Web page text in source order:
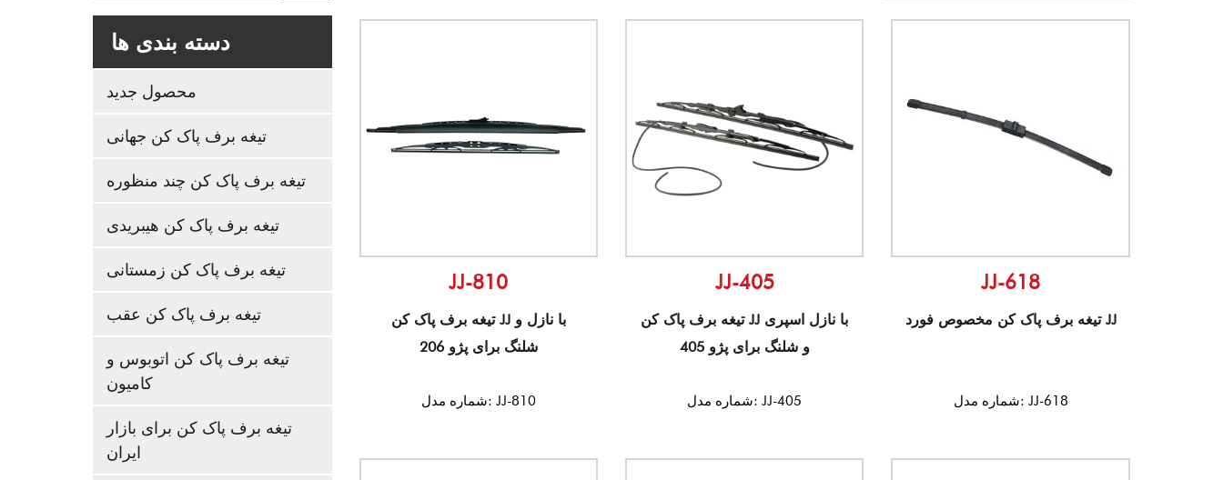
دسته بندی ها
محصول جدید
تیغه برف پاک کن جهانی
تیغه برف پاک کن چند منظوره
تیغه برف پاک کن هیبریدی
تیغه برف پاک کن زمستانی
تیغه برف پاک کن عقب
تیغه برف پاک کن اتوبوس و
کامیون
تیغه برف پاک کن برای بازار
ایران
JJ-810
تیغه برف پاک کن JJ با نازل و
شلنگ برای پژو 206
شماره مدل: JJ-810
JJ-405
تیغه برف پاک کن JJ با نازل اسپری
و شلنگ برای پژو 405
شماره مدل: JJ-405
JJ-618
تیغه برف پاک کن مخصوص فورد JJ
شماره مدل: JJ-618